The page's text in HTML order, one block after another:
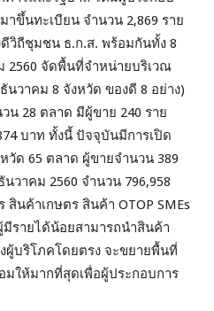
าขึ้นทะเบียน จำนวน 2,869 ราย
วิถีชุมชน ธ.ก.ส. พร้อมกันทั้ง 8
2560 จัดพื้นที่จำหน่ายบริเวณ
นวาคม 8 จังหวัด ของดี 8 อย่าง)
น 28 ตลาด มีผู้ขาย 240 ราย
บาท ทั้งนี้ ปัจจุบันมีการเปิด
ด 65 ตลาด ผู้ขายจำนวน 389
วาคม 2560 จำนวน 796,958
นค้าเกษตร สินค้า OTOP SMEs
รายได้น้อยสามารถนำสินค้า
บริโภคโดยตรง จะขยายพื้นที่
ให้มากที่สุดเพื่อผู้ประกอบการ